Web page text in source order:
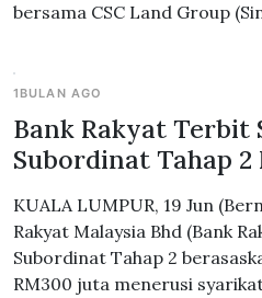
bersama CSC Land Group
1BULAN AGO
Bank Rakyat Terbit
Subordinat Tahap 2
KUALA LUMPUR, 19 Jun
Rakyat Malaysia Bhd (Bank
Subordinat Tahap 2
RM300 juta menerusi